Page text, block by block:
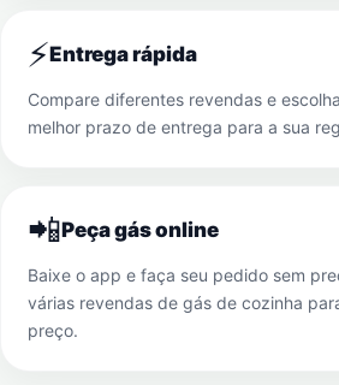
⚡Entrega rápida
Compare diferentes revendas e
melhor prazo de entrega para a sua
📲Peça gás online
Baixe o app e faça seu pedido sem
várias revendas de gás de cozinha
preço.